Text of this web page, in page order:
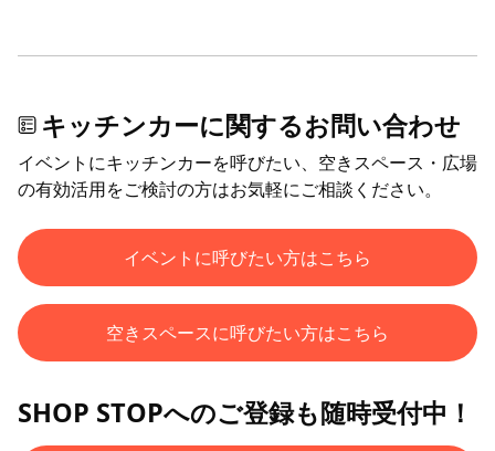
キッチンカーに関するお問い合わせ
イベントにキッチンカーを呼びたい、空きスペース・広場
の有効活用をご検討の方はお気軽にご相談ください。
イベントに呼びたい方はこちら
空きスペースに呼びたい方はこちら
SHOP STOPへのご登録も随時受付中！